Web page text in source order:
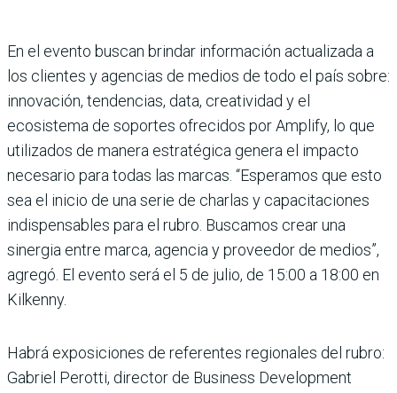
En el evento buscan brindar información actualizada a
los clientes y agencias de medios de todo el país sobre:
innovación, tendencias, data, creatividad y el
ecosistema de soportes ofrecidos por Amplify, lo que
utilizados de manera estratégica genera el impacto
necesario para todas las marcas. “Esperamos que esto
sea el inicio de una serie de charlas y capacitaciones
indispensables para el rubro. Buscamos crear una
sinergia entre marca, agencia y proveedor de medios”,
agregó. El evento será el 5 de julio, de 15:00 a 18:00 en
Kilkenny.
Habrá exposiciones de referentes regionales del rubro:
Gabriel Perotti, director de Business Development